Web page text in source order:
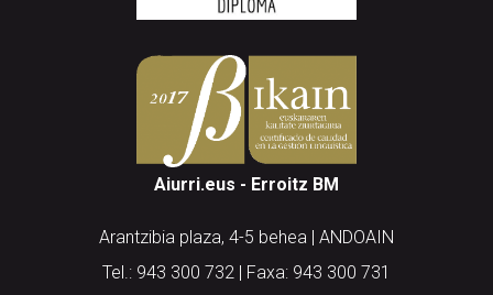
Aiurri.eus - Erroitz BM
Arantzibia plaza, 4-5 behea | ANDOAIN
Tel.: 943 300 732 | Faxa: 943 300 731